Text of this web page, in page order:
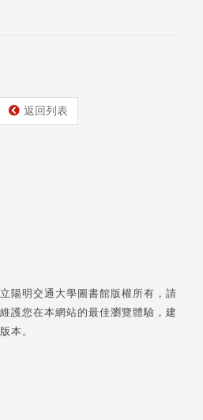
返回列表
陽明交通大學圖書館版權所有，請
護您在本網站的最佳瀏覽體驗，建
本。